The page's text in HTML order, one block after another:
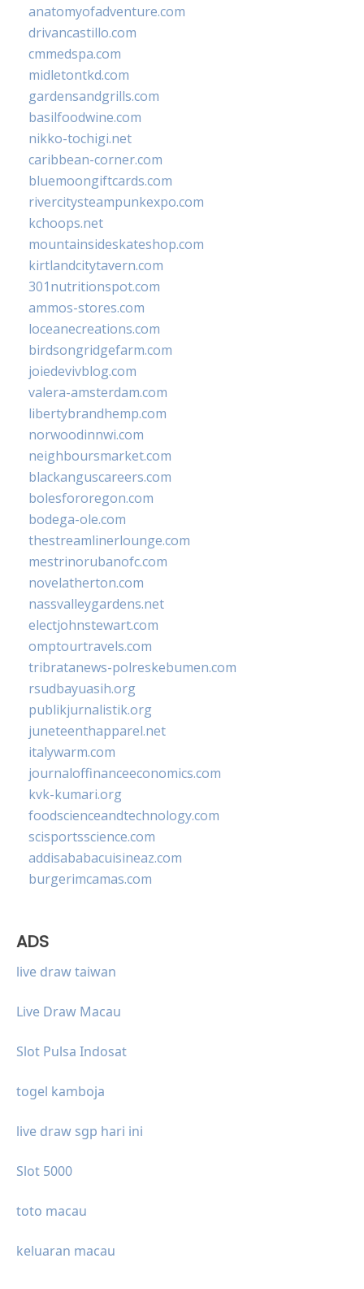
anatomyofadventure.com
drivancastillo.com
cmmedspa.com
midletontkd.com
gardensandgrills.com
basilfoodwine.com
nikko-tochigi.net
caribbean-corner.com
bluemoongiftcards.com
rivercitysteampunkexpo.com
kchoops.net
mountainsideskateshop.com
kirtlandcitytavern.com
301nutritionspot.com
ammos-stores.com
loceanecreations.com
birdsongridgefarm.com
joiedevivblog.com
valera-amsterdam.com
libertybrandhemp.com
norwoodinnwi.com
neighboursmarket.com
blackanguscareers.com
bolesfororegon.com
bodega-ole.com
thestreamlinerlounge.com
mestrinorubanofc.com
novelatherton.com
nassvalleygardens.net
electjohnstewart.com
omptourtravels.com
tribratanews-polreskebumen.com
rsudbayuasih.org
publikjurnalistik.org
juneteenthapparel.net
italywarm.com
journaloffinanceeconomics.com
kvk-kumari.org
foodscienceandtechnology.com
scisportsscience.com
addisababacuisineaz.com
burgerimcamas.com
ADS
live draw taiwan
Live Draw Macau
Slot Pulsa Indosat
togel kamboja
live draw sgp hari ini
Slot 5000
toto macau
keluaran macau